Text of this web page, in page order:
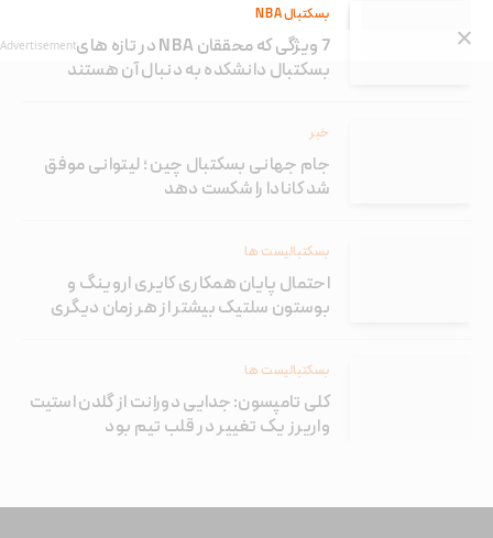
بسکتبال NBA
7 ویژگی که محققان NBA در تازه های
بسکتبال دانشکده به دنبال آن هستند
خبر
جام جهانی بسکتبال چین ؛ لیتوانی موفق
شد کانادا را شکست دهد
بسکتبالیست ها
احتمال پایان همکاری کایری اروینگ و
بوستون سلتیک بیشتر از هر زمان دیگری
بسکتبالیست ها
کلی تامپسون: جدایی دورانت از گلدن استیت
واریرز یک تغییر در قلب تیم بود
Advertisement